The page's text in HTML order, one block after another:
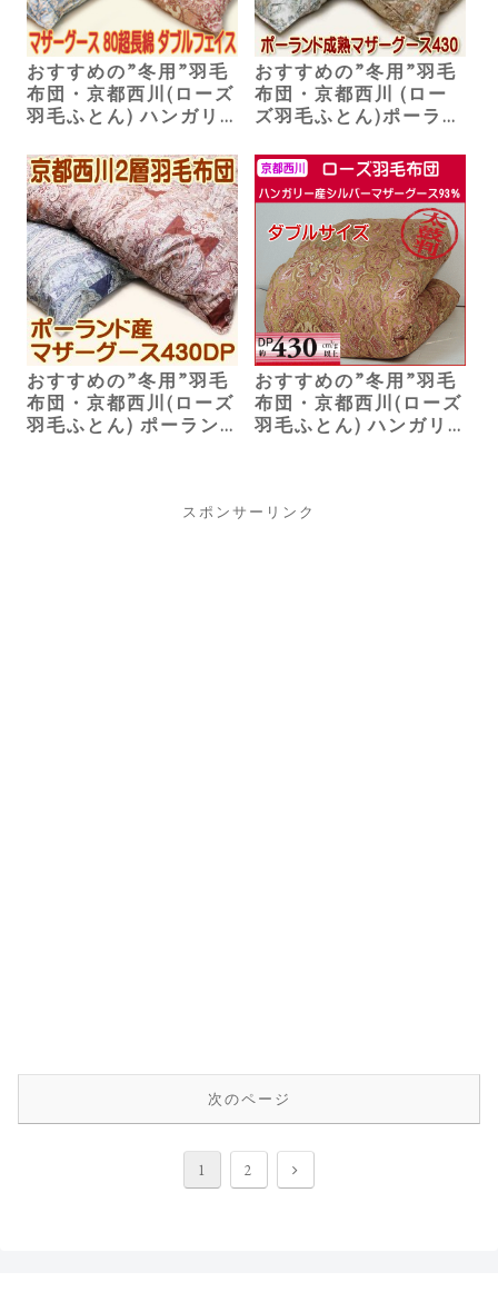
おすすめの”冬用”羽毛
布団・京都西川(ローズ
羽毛ふとん) ハンガリ
ース（シングル）
150,000円
おすすめの”冬用”羽毛
布団・京都西川 (ロー
ズ羽毛ふとん)ポーラン
ングル）150,000円
おすすめの”冬用”羽毛
布団・京都西川(ローズ
羽毛ふとん) ポーラン
おすすめの”冬用”羽毛
布団・京都西川(ローズ
羽毛ふとん) ハンガリ
スポンサーリンク
次のページ
1 2
次